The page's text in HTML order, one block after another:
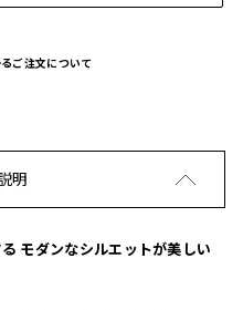
ご注文について
明
モダンなシルエットが美しい